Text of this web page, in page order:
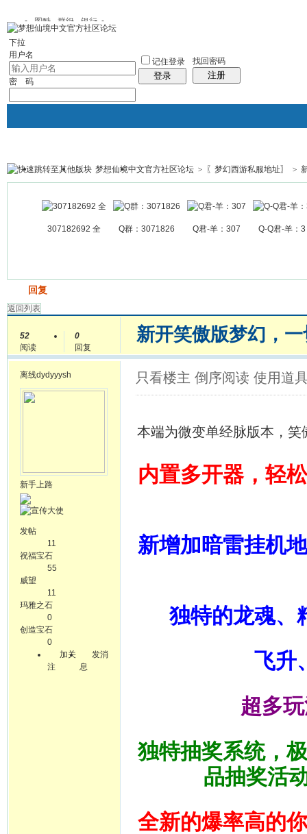
图酷 群组 银行
下拉
用户名
密 码
记住登录
登录
找回密码
注册
银行 群组聚合 我的空间
帖子
梦想仙境中文官方社区论坛 > 〖梦幻西游私服地址〗 >
307182692 全 Q群：3071826 Q君-羊：307 Q-Q君-羊：3
回复
返回列表
52
阅读
0
回复
新开笑傲版梦幻，
离线dydyyysh
新手上路
发帖
11
祝福宝石
55
威望
11
玛雅之石
0
创造宝石
0
加关
注
发消
息
只看楼主 倒序阅读 使用道
本端为微变单经脉版本，笑
内置多开器，轻
新增加暗雷挂机
独特的龙魂、
飞升
超多
独特抽奖系统，
品抽奖活
全新的爆率高的